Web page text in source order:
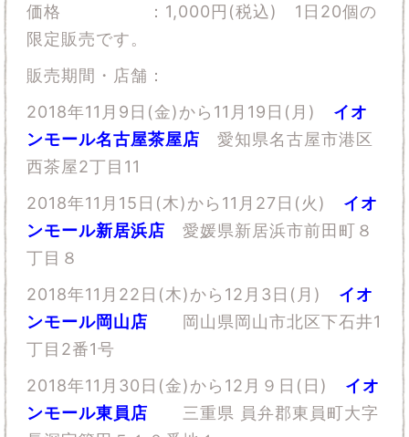
価格 ：1,000円(税込) 1日20個の
限定販売です。
販売期間・店舗：
2018年11月9日(金)から11月19日(月) イオ
ンモール名古屋茶屋店 愛知県名古屋市港区
西茶屋2丁目11
2018年11月15日(木)から11月27日(火) イオ
ンモール新居浜店 愛媛県新居浜市前田町８
丁目８
2018年11月22日(木)から12月3日(月) イオ
ンモール岡山店 岡山県岡山市北区下石井1
丁目2番1号
2018年11月30日(金)から12月９日(日) イオ
ンモール東員店 三重県 員弁郡東員町大字